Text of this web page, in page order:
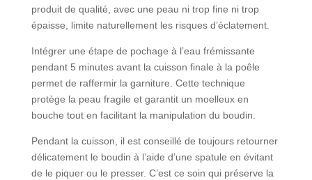
produit de qualité, avec une peau ni trop fine ni trop
épaisse, limite naturellement les risques d’éclatement.
Intégrer une étape de pochage à l’eau frémissante
pendant 5 minutes avant la cuisson finale à la poêle
permet de raffermir la garniture. Cette technique
protège la peau fragile et garantit un moelleux en
bouche tout en facilitant la manipulation du boudin.
Pendant la cuisson, il est conseillé de toujours retourner
délicatement le boudin à l’aide d’une spatule en évitant
de le piquer ou le presser. C’est ce soin qui préserve la